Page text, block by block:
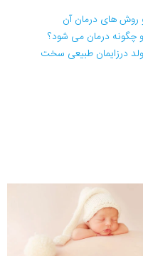
و روش های درمان آن
چگونه درمان می شود؟
درزایمان طبیعی سخت